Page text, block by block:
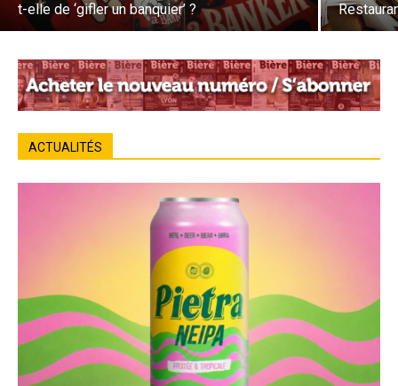
t-elle de ‘gifler un banquier’ ?
ACTUALITÉS